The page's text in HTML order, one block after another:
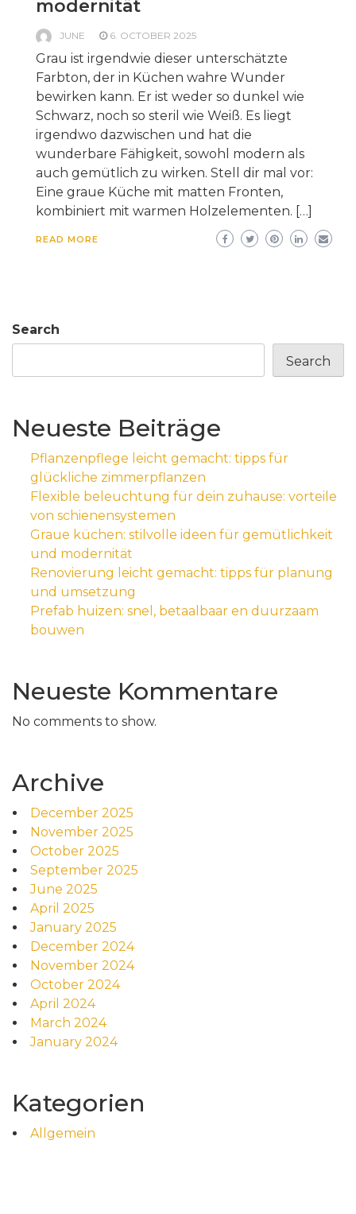
modernität
JUNE 6. OCTOBER 2025
Grau ist irgendwie dieser unterschätzte
Farbton, der in Küchen wahre Wunder
bewirken kann. Er ist weder so dunkel wie
Schwarz, noch so steril wie Weiß. Es liegt
irgendwo dazwischen und hat die
wunderbare Fähigkeit, sowohl modern als
auch gemütlich zu wirken. Stell dir mal vor:
Eine graue Küche mit matten Fronten,
kombiniert mit warmen Holzelementen. […]
READ MORE
Search
Search
Neueste Beiträge
Pflanzenpflege leicht gemacht: tipps für
glückliche zimmerpflanzen
Flexible beleuchtung für dein zuhause: vorteile
von schienensystemen
Graue küchen: stilvolle ideen für gemütlichkeit
und modernität
Renovierung leicht gemacht: tipps für planung
und umsetzung
Prefab huizen: snel, betaalbaar en duurzaam
bouwen
Neueste Kommentare
No comments to show.
Archive
December 2025
November 2025
October 2025
September 2025
June 2025
April 2025
January 2025
December 2024
November 2024
October 2024
April 2024
March 2024
January 2024
Kategorien
Allgemein